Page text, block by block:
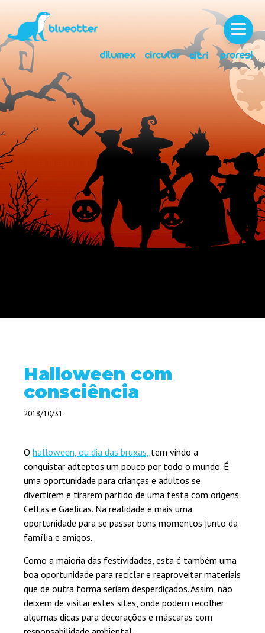
NEWS
JOBS
CONTACTS
Halloween com
consciência
2018/10/31
O halloween, ou dia das bruxas, tem vindo a
conquistar adteptos um pouco por todo o mundo. É
uma oportunidade para crianças e adultos se
divertirem e tirarem partido de uma festa com origens
Celtas e Gaélicas. Na realidade é mais uma
oportunidade para se passar bons momentos junto da
família e amigos.
Como a maioria das festividades, esta é também uma
boa oportunidade para reciclar e reaproveitar materiais
que de outra forma seriam desperdiçados. Assim, não
deixem de visitar estes sites, onde podem recolher
algumas dicas para decorações e máscaras com